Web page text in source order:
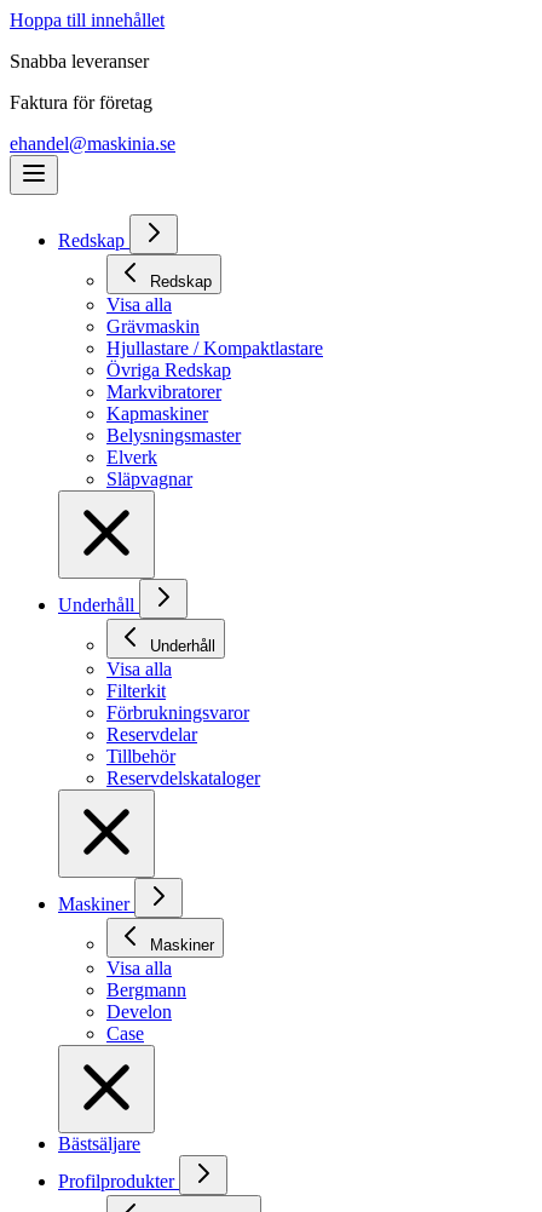
Hoppa till innehållet
Snabba leveranser
Faktura för företag
ehandel@maskinia.se
Redskap
Redskap
Visa alla
Grävmaskin
Hjullastare / Kompaktlastare
Övriga Redskap
Markvibratorer
Kapmaskiner
Belysningsmaster
Elverk
Släpvagnar
Underhåll
Underhåll
Visa alla
Filterkit
Förbrukningsvaror
Reservdelar
Tillbehör
Reservdelskataloger
Maskiner
Maskiner
Visa alla
Bergmann
Develon
Case
Bästsäljare
Profilprodukter